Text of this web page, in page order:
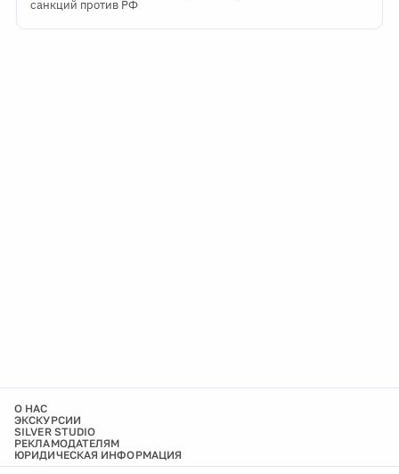
санкций против РФ
О НАС
ЭКСКУРСИИ
SILVER STUDIO
РЕКЛАМОДАТЕЛЯМ
ЮРИДИЧЕСКАЯ ИНФОРМАЦИЯ